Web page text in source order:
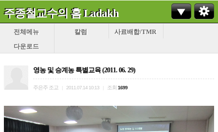
주종철교수의 홈 Ladakh
전체메뉴 칼럼
사료배합/TMR
다운로드
영농 및 승계농 특별교육 (2011. 06. 29)
주은주 조교 2011.07.14 10:13 조회 1699